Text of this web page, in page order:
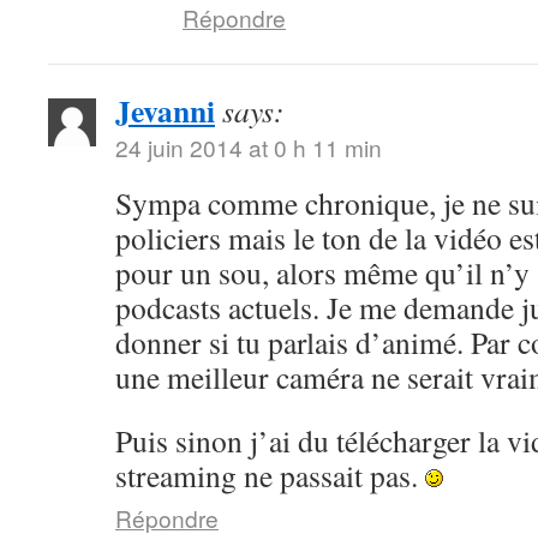
Répondre
Jevannisays:
24 juin 2014 at 0 h 11 min
Sympa comme chronique, je ne
policiers mais le ton de la vidéo
pour un sou, alors même qu’il
podcasts actuels. Je me demande
donner si tu parlais d’animé. Par
une meilleur caméra ne serait
Puis sinon j’ai du télécharger la
streaming ne passait pas.
Répondre